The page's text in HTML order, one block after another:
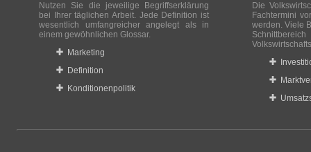
Nutzen Sie die jeweilige Begriffserklärung
bei Ihrer täglichen Arbeit. Jede Definition ist
wesentlich umfangreicher angelegt als in
einem gewöhnlichen Glossar.
Marketing
Definition
Konditionenpolitik
Die
Fachtermini
werden. Viele